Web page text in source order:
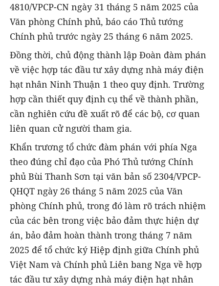
4810/VPCP-CN ngày 31 tháng 5 năm 2025 của
Văn phòng Chính phủ, báo cáo Thủ tướng
Chính phủ trước ngày 25 tháng 6 năm 2025.
Đồng thời, chủ động thành lập Đoàn đàm phán
về việc hợp tác đầu tư xây dựng nhà máy điện
hạt nhân Ninh Thuận 1 theo quy định. Trường
hợp cần thiết quy định cụ thể về thành phần,
cần nghiên cứu đề xuất rõ để các bộ, cơ quan
liên quan cử người tham gia.
Khẩn trương tổ chức đàm phán với phía Nga
theo đúng chỉ đạo của Phó Thủ tướng Chính
phủ Bùi Thanh Sơn tại văn bản số 2304/VPCP-
QHQT ngày 26 tháng 5 năm 2025 của Văn
phòng Chính phủ, trong đó làm rõ trách nhiệm
của các bên trong việc bảo đảm thực hiện dự
án, bảo đảm hoàn thành trong tháng 7 năm
2025 để tổ chức ký Hiệp định giữa Chính phủ
Việt Nam và Chính phủ Liên bang Nga về hợp
tác đầu tư xây dựng nhà máy điện hạt nhân